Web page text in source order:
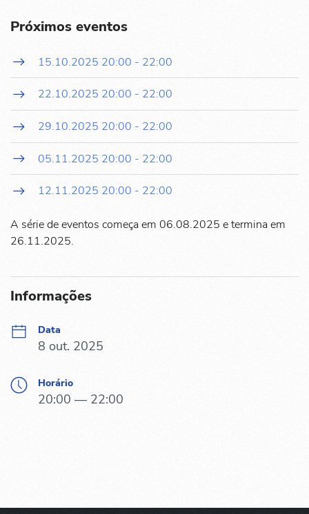
Próximos eventos
15.10.2025 20:00 - 22:00
22.10.2025 20:00 - 22:00
29.10.2025 20:00 - 22:00
05.11.2025 20:00 - 22:00
12.11.2025 20:00 - 22:00
A série de eventos começa em 06.08.2025 e termina em
26.11.2025.
Informações
Data
8 out. 2025
Horário
20:00 — 22:00